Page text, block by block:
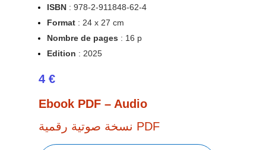
ISBN: 978-2-911848-62-4
Format: 24 x 27 cm
Nombre de pages : 16 p
Edition : 2025
4 €
Ebook PDF – Audio
نسخة صوتية رقمية PDF